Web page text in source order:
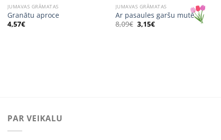
JUMAVAS GRĀMATAS
Granātu aproce
4,57€
JUMAVAS GRĀMATAS
Ar pasaules garšu mutē
8,09€ Original
price
3,15€Current
PAR VEIKALU